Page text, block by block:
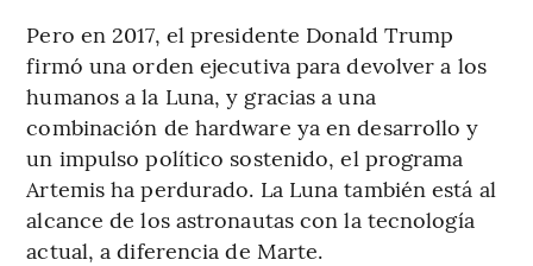
Pero en 2017, el presidente Donald Trump
firmó una orden ejecutiva para devolver a los
humanos a la Luna, y gracias a una
combinación de hardware ya en desarrollo y
un impulso político sostenido, el programa
Artemis ha perdurado. La Luna también está al
alcance de los astronautas con la tecnología
actual, a diferencia de Marte.